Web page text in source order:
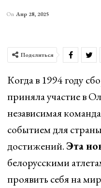
On Апр 28, 2025
Поделиться
Когда в 1994 году
приняла участие в
независимая
событием для
достижений. Эта
белорусскими
проявить себя на